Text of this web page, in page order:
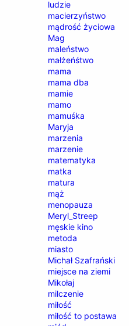
ludzie
macierzyństwo
mądrość życiowa
Mag
maleństwo
małżeńśtwo
mama
mama dba
mamie
mamo
mamuśka
Maryja
marzenia
marzenie
matematyka
matka
matura
mąż
menopauza
Meryl_Streep
męskie kino
metoda
miasto
Michał Szafrański
miejsce na ziemi
Mikołaj
milczenie
miłość
miłość to postawa